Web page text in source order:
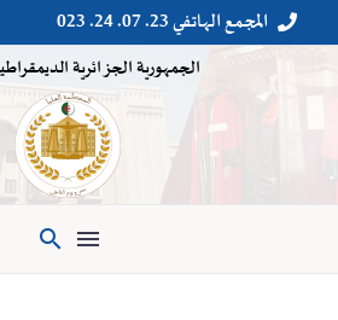

 المجمع الهاتفي 23. 07. 24. 023
الجمهورية الجزائرية
